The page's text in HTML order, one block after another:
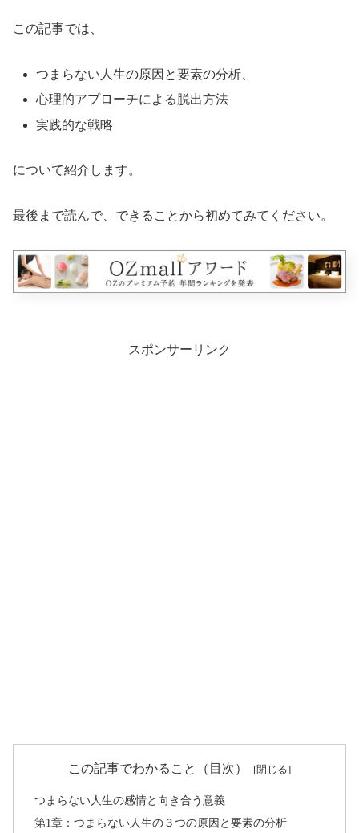
この記事では、
つまらない人生の原因と要素の分析、
心理的アプローチによる脱出方法
実践的な戦略
について紹介します。
最後まで読んで、できることから初めてみてください。
スポンサーリンク
この記事でわかること（目次）
つまらない人生の感情と向き合う意義
第1章：つまらない人生の３つの原因と要素の分析